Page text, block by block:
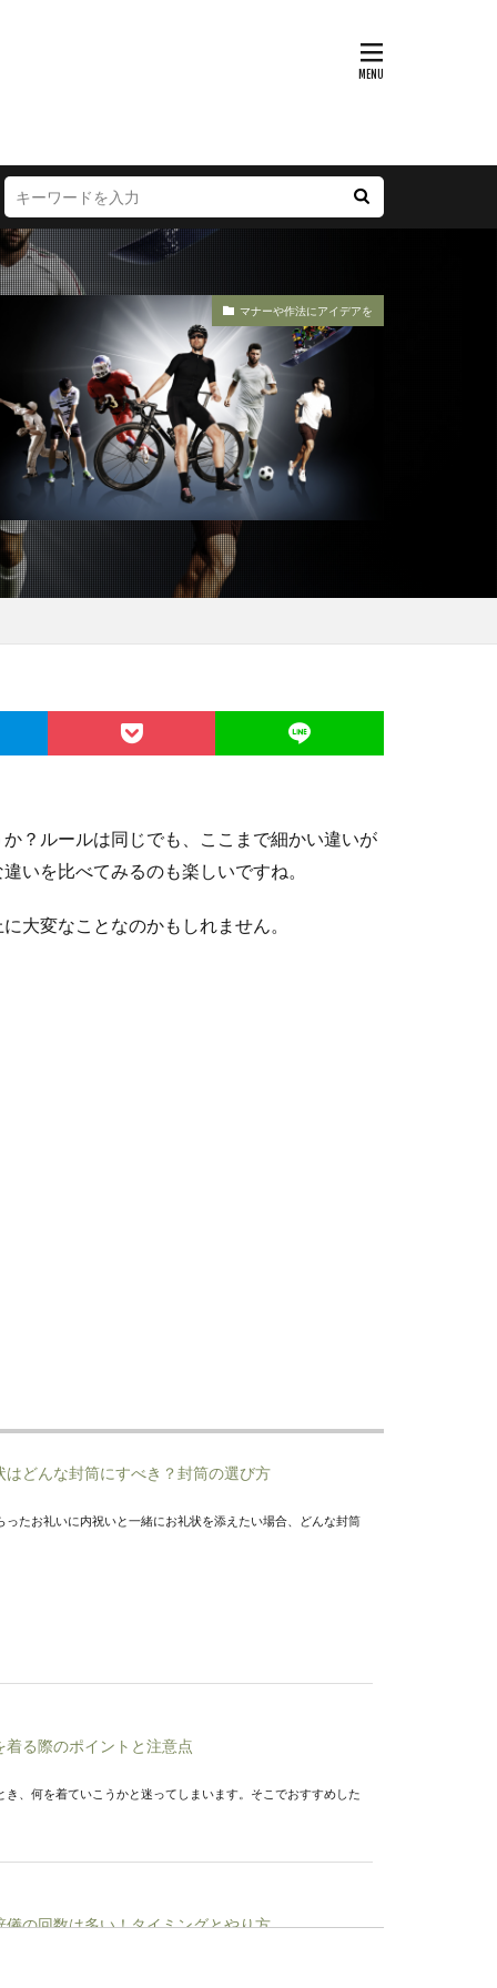
マナーや作法にアイデアを
？ルールは同じでも、ここまで細かい違いが
いを比べてみるのも楽しいですね。
大変なことなのかもしれません。
はどんな封筒にすべき？封筒の選び方
ったお礼いに内祝いと一緒にお礼状を添えたい場合、どんな封筒
る際のポイントと注意点
き、何を着ていこうかと迷ってしまいます。そこでおすすめした
の回数は多い！タイミングとやり方